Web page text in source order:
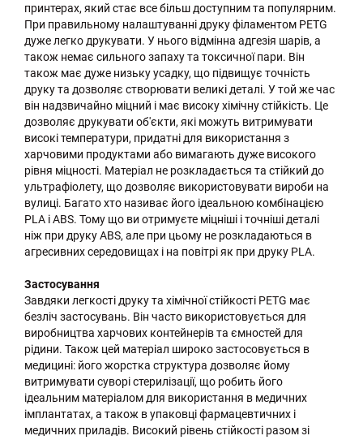
принтерах, який стає все більш доступним та популярним.
При правильному налаштуванні друку філаментом PETG
дуже легко друкувати. У нього відмінна адгезія шарів, а
також немає сильного запаху та токсичної пари. Він
також має дуже низьку усадку, що підвищує точність
друку та дозволяє створювати великі деталі. У той же час
він надзвичайно міцний і має високу хімічну стійкість. Це
дозволяє друкувати об'єкти, які можуть витримувати
високі температури, придатні для використання з
харчовими продуктами або вимагають дуже високого
рівня міцності. Матеріал не розкладається та стійкий до
ультрафіолету, що дозволяє використовувати вироби на
вулиці. Багато хто називає його ідеальною комбінацією
PLA і ABS. Тому що ви отримуєте міцніші і точніші деталі
ніж при друку ABS, але при цьому не розкладаються в
агресивних середовищах і на повітрі як при друку PLA.
Застосування
Завдяки легкості друку та хімічної стійкості PETG має
безліч застосувань. Він часто використовується для
виробництва харчових контейнерів та ємностей для
рідини. Також цей матеріал широко застосовується в
медицині: його жорстка структура дозволяє йому
витримувати суворі стерилізації, що робить його
ідеальним матеріалом для використання в медичних
імплантатах, а також в упаковці фармацевтичних і
медичних приладів. Високий рівень стійкості разом зі